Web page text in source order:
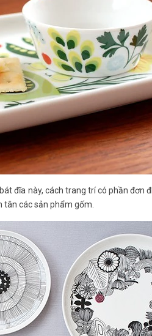
đĩa này, cách trang trí có phần đơn
các sản phẩm gốm.